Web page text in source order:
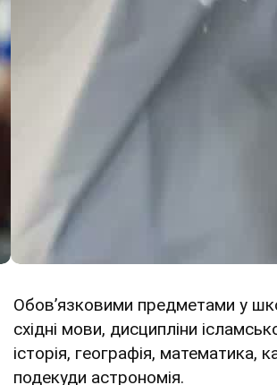
Обовʼязковими предметами у
східні мови, дисципліни
історія, географія, математика,
подекуди астрономія.